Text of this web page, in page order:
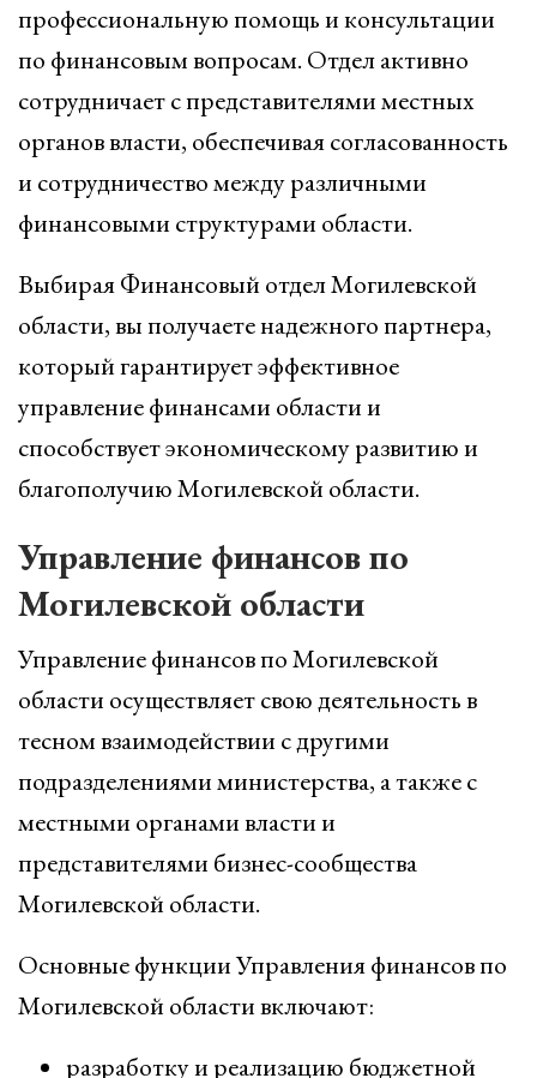
профессиональную помощь и консультации
по финансовым вопросам. Отдел активно
сотрудничает с представителями местных
органов власти, обеспечивая согласованность
и сотрудничество между различными
финансовыми структурами области.
Выбирая Финансовый отдел Могилевской
области, вы получаете надежного партнера,
который гарантирует эффективное
управление финансами области и
способствует экономическому развитию и
благополучию Могилевской области.
Управление финансов по
Могилевской области
Управление финансов по Могилевской
области осуществляет свою деятельность в
тесном взаимодействии с другими
подразделениями министерства, а также с
местными органами власти и
представителями бизнес-сообщества
Могилевской области.
Основные функции Управления финансов по
Могилевской области включают:
разработку и реализацию бюджетной